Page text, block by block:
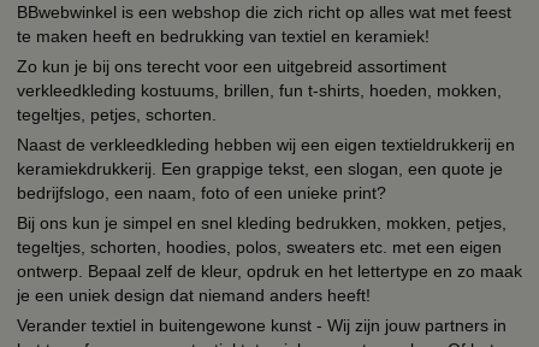
BBwebwinkel is een webshop die zich richt op alles wat met feest
te maken heeft en bedrukking van textiel en keramiek!
Zo kun je bij ons terecht voor een uitgebreid assortiment
verkleedkleding kostuums, brillen, fun t-shirts, hoeden, mokken,
tegeltjes, petjes, schorten.
Naast de verkleedkleding hebben wij een eigen textieldrukkerij en
keramiekdrukkerij. Een grappige tekst, een slogan, een quote je
bedrijfslogo, een naam, foto of een unieke print?
Bij ons kun je simpel en snel kleding bedrukken, mokken, petjes,
tegeltjes, schorten, hoodies, polos, sweaters etc. met een eigen
ontwerp. Bepaal zelf de kleur, opdruk en het lettertype en zo maak
je een uniek design dat niemand anders heeft!
Verander textiel in buitengewone kunst - Wij zijn jouw partners in